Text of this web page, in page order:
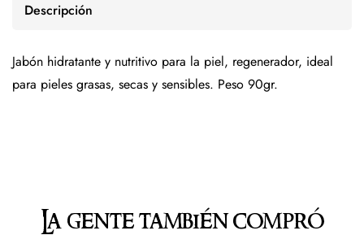
Descripción
Jabón hidratante y nutritivo para la piel, regenerador, ideal
para pieles grasas, secas y sensibles. Peso 90gr.
La gente también compró